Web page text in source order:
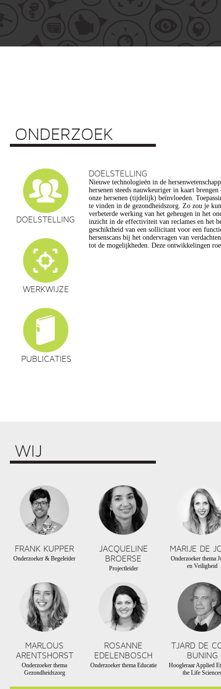
ONDERZOEK
DOELSTELLING
WERKWIJZE
PUBLICATIES
DOELSTELLING
Nieuwe technologieën in de
hersenen steeds nauwkeuriger in kaart
onze hersenen (tijdelijk) beïnvloeden.
te vinden in de gezondheidszorg. Zo zou je
verbeterde werking van het geheugen in het
inzicht in de effectiviteit van reclames en het
geschiktheid van een sollicitant voor een
hersenscans bij het ondervragen van
tot de mogelijkheden. Deze ontwikkelingen
vragen op, onder meer op het gebied van de
privacy, gelijkheid, stigmatisering),
en veranderingen in ons normen en waarden
commerciële toepassing van een aantal van
een extra reden voor zorg. Het doel van dit
maatschappelijk verantwoorde ontwikkeling van
de hersenwetenschappen te realiseren,
WIJ
FRANK KUPPER
Onderzoeker & Begeleider
JACQUELINE
BROERSE
Projectleider
MARIJE DE
Onderzoeker thema
en Veiligheid
MARLOUS
ARENTSHORST
Onderzoeker thema
Gezondheidszorg
ROSANNE
EDELENBOSCH
Onderzoeker thema Educatie
TJARD DE
BUNING
Hoogleraar Applied
the Life